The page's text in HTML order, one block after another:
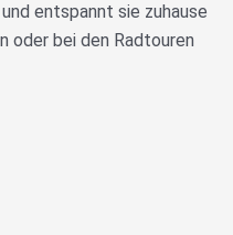
entspannt sie zuhause
oder bei den Radtouren